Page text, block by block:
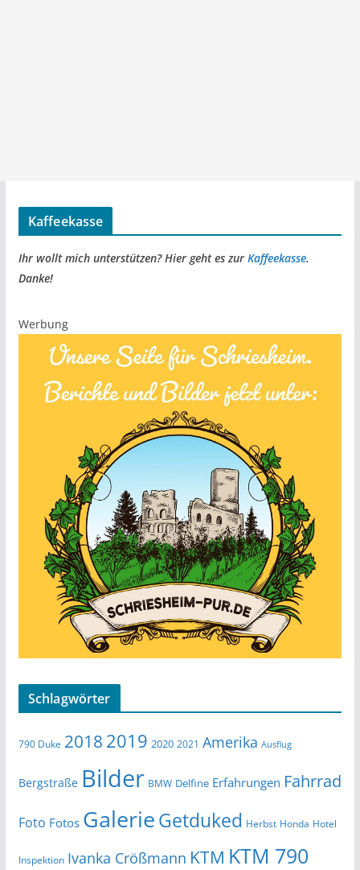
Kaffeekasse
Ihr wollt mich unterstützen? Hier geht es zur Kaffeekasse.
Danke!
Werbung
Schlagwörter
790 Duke 2018 2019 2020 2021 Amerika Ausflug
Bergstraße Bilder BMW Delfine Erfahrungen Fahrrad
Foto Fotos GalerieGetduked Herbst Honda Hotel
Inspektion Ivanka Crößmann KTM KTM 790